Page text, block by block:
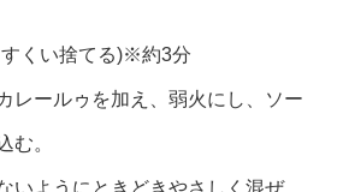
くい捨てる)※約3分
レールゥを加え、弱火にし、ソー
む。
いようにときどきやさしく混ぜ